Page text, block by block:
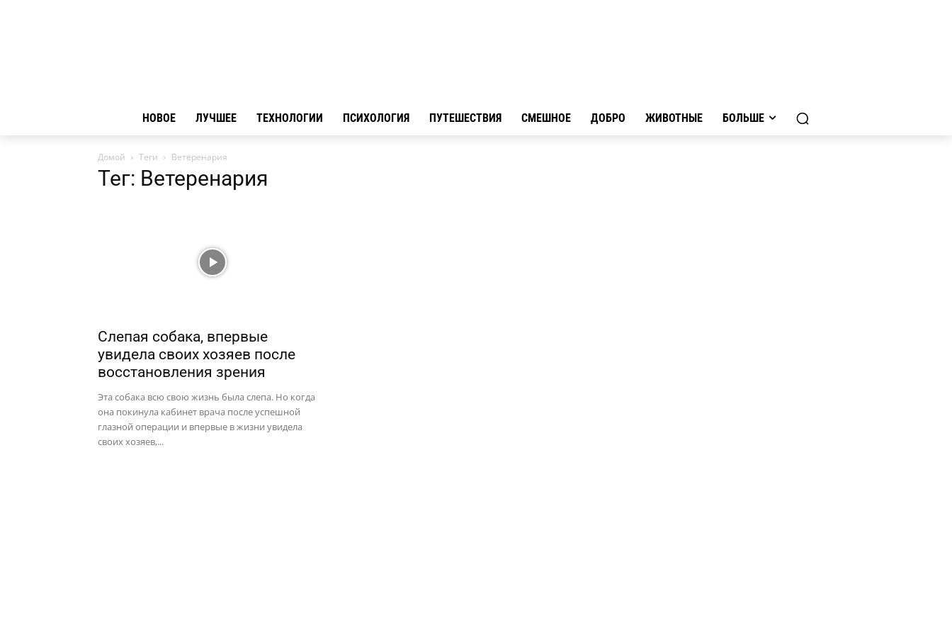
НОВОЕ ЛУЧШЕЕ ТЕХНОЛОГИИ ПСИХОЛОГИЯ ПУТЕШЕСТВИЯ СМЕШНОЕ ДОБРО ЖИВОТНЫЕ БОЛЬШЕ
Домой Теги Ветеренария
Тег: Ветеренария
Слепая собака, впервые
увидела своих хозяев после
восстановления зрения
Эта собака всю свою жизнь была слепа. Но когда
она покинула кабинет врача после успешной
глазной операции и впервые в жизни увидела
своих хозяев,...